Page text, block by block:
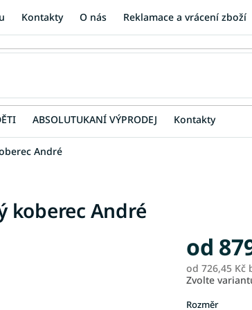
Kontakty O nás Reklamace a vrácení zboží
ABSOLUTUKANÍ VÝPRODEJ Kontakty
André
koberec André
od
od 726,45 Kč
Zvolte
Rozměr